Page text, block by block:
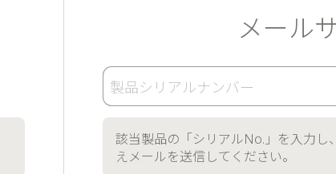
メール
該当製品の 「シリアルNo.」 を入力し
えメールを送信してください。